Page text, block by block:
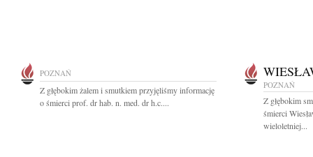
POZNAŃ
Z głębokim żalem i smutkiem przyjęliśmy informację
o śmierci prof. dr hab. n. med. dr h.c....
POZNAŃ
Z głębokim
śmierci
wieloletniej...